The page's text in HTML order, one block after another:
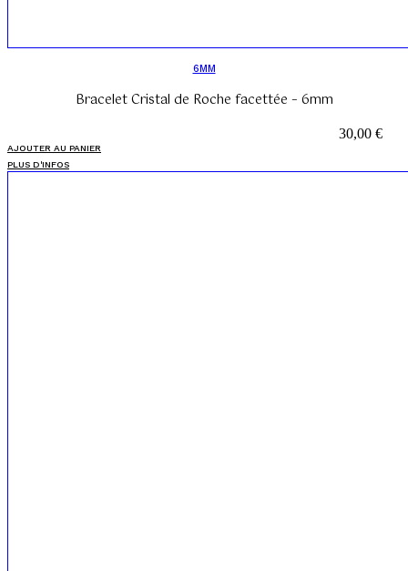
6MM
Bracelet Cristal de Roche facettée – 6mm
30,00 €
AJOUTER AU PANIER
PLUS D'INFOS